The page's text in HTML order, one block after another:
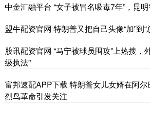
中金汇融平台 “女子被冒名吸毒7年”，昆
盟牛配资官网 特朗普又把自己头像“加”到“
股讯配资官网 “马宁被球员围攻”上热搜，
级执法”
富邦速配APP下载 特朗普女儿女婿在阿
烈鸟革命引发关注